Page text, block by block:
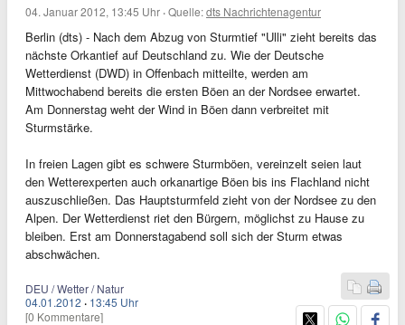
04. Januar 2012, 13:45 Uhr ·Quelle:dts Nachrichtenagentur
Berlin (dts) - Nach dem Abzug von Sturmtief "Ulli" zieht bereits das
nächste Orkantief auf Deutschland zu. Wie der Deutsche
Wetterdienst (DWD) in Offenbach mitteilte, werden am
Mittwochabend bereits die ersten Böen an der Nordsee erwartet.
Am Donnerstag weht der Wind in Böen dann verbreitet mit
Sturmstärke.
In freien Lagen gibt es schwere Sturmböen, vereinzelt seien laut
den Wetterexperten auch orkanartige Böen bis ins Flachland nicht
auszuschließen. Das Hauptsturmfeld zieht von der Nordsee zu den
Alpen. Der Wetterdienst riet den Bürgern, möglichst zu Hause zu
bleiben. Erst am Donnerstagabend soll sich der Sturm etwas
abschwächen.
DEU / Wetter / Natur
04.01.2012 · 13:45 Uhr
[0 Kommentare]